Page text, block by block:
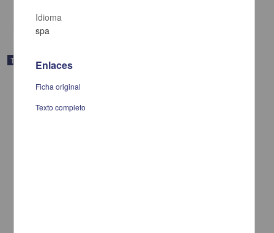
Trabajo de grado
Idioma
spa
Enlaces
Ficha original
Texto completo